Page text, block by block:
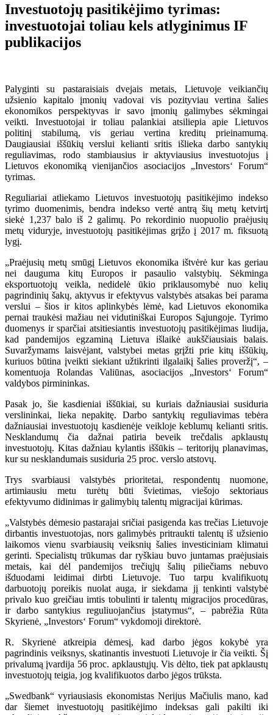
Investuotojų pasitikėjimo tyrimas:
investuotojai toliau kels atlyginimus IF
publikacijos
Palyginti su pastaraisiais dvejais metais, Lietuvoje veikiančių
užsienio kapitalo įmonių vadovai vis pozityviau vertina šalies
ekonomikos perspektyvas ir savo įmonių galimybes sėkmingai
veikti. Investuotojai ir toliau palankiai atsiliepia apie Lietuvos
politinį stabilumą, vis geriau vertina kreditų prieinamumą.
Daugiausiai iššūkių verslui kelianti sritis išlieka darbo santykių
reguliavimas, rodo stambiausius ir aktyviausius investuotojus į
Lietuvos ekonomiką vienijančios asociacijos „Investors‘ Forum“
tyrimas.
Reguliariai atliekamo Lietuvos investuotojų pasitikėjimo indekso
tyrimo duomenimis, bendra indekso vertė antrą šių metų ketvirtį
siekė 1,237 balo iš 2 galimų. Po rekordinio nuopuolio praėjusių
metų viduryje, investuotojų pasitikėjimas grįžo į 2017 m. fiksuotą
lygį.
„Praėjusių metų smūgį Lietuvos ekonomika ištvėrė kur kas geriau
nei dauguma kitų Europos ir pasaulio valstybių. Sėkminga
eksportuotojų veikla, nedidelė ūkio priklausomybė nuo kelių
pagrindinių šakų, aktyvus ir efektyvus valstybės atsakas bei parama
verslui – šios ir kitos aplinkybės lėmė, kad Lietuvos ekonomika
pernai traukėsi mažiau nei vidutiniškai Europos Sąjungoje. Tyrimo
duomenys ir sparčiai atsitiesiantis investuotojų pasitikėjimas liudija,
kad pandemijos egzaminą Lietuva išlaikė aukščiausiais balais.
Suvaržymams laisvėjant, valstybei metas grįžti prie kitų iššūkių,
kuriuos būtina įveikti siekiant užtikrinti ilgalaikį šalies proveržį“, –
komentuoja Rolandas Valiūnas, asociacijos „Investors‘ Forum“
valdybos pirmininkas.
Pasak jo, šie kasdieniai iššūkiai, su kuriais dažniausiai susiduria
verslininkai, lieka nepakitę. Darbo santykių reguliavimas tebėra
dažniausiai investuotojų kasdienėje veikloje keblumų kelianti sritis.
Nesklandumų čia dažnai patiria beveik trečdalis apklaustų
investuotojų. Kitas dažniau kylantis iššūkis – teritorijų planavimas,
kur su nesklandumais susiduria 25 proc. verslo atstovų.
Trys svarbiausi valstybės prioritetai, respondentų nuomone,
artimiausiu metu turėtų būti švietimas, viešojo sektoriaus
efektyvumo didinimas ir galimybių talentų migracijai kūrimas.
„Valstybės dėmesio pastarajai sričiai pasigenda kas trečias Lietuvoje
dirbantis investuotojas, nors galimybės pritraukti talentų iš užsienio
laikomos vienu svarbiausių veiksnių šalies investiciniam klimatui
gerinti. Specialistų trūkumas dar ryškiau buvo juntamas praėjusiais
metais, kai dėl pandemijos trečiųjų šalių piliečiams nebuvo
išduodami leidimai dirbti Lietuvoje. Tuo tarpu kvalifikuotų
darbuotojų poreikis nuolat auga, ir siekdama jį tenkinti valstybė
privalo kuo greičiau imtis tobulinti ir talentų migracijos procedūras,
ir darbo santykius reguliuojančius įstatymus“, – pabrėžia Rūta
Skyrienė, „Investors‘ Forum“ vykdomoji direktorė.
R. Skyrienė atkreipia dėmesį, kad darbo jėgos kokybė yra
pagrindinis veiksnys, skatinantis investuoti Lietuvoje ir čia veikti. Šį
privalumą įvardija 56 proc. apklaustųjų. Vis dėlto, tiek pat apklaustų
investuotojų teigia, jog kvalifikuotos darbo jėgos trūksta.
„Swedbank“ vyriausiasis ekonomistas Nerijus Mačiulis mano, kad
dar šiemet investuotojų pasitikėjimo indeksas gali pakilti iki